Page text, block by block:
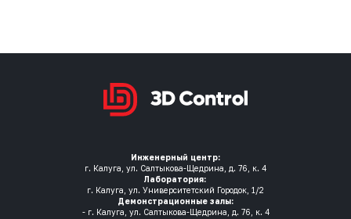
Инженерный центр:
г. Калуга, ул. Салтыкова-Щедрина, д. 76, к. 4
Лаборатория:
г. Калуга, ул. Университетский Городок, 1/2
Демонстрационные залы:
- г. Калуга, ул. Салтыкова-Щедрина, д. 76, к. 4